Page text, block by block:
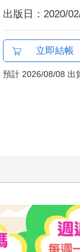
出版日： 2020/
立即結帳
預計 2026/08/08 出